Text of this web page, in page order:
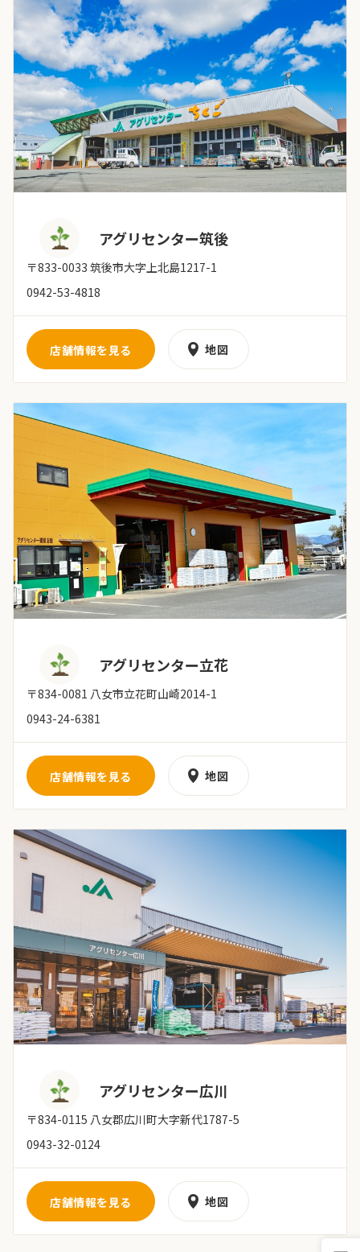
アグリセンター筑後
〒833-0033 筑後市大字上北島1217-1
0942-53-4818
店舗情報を見る 地図
アグリセンター立花
〒834-0081 八女市立花町山崎2014-1
0943-24-6381
店舗情報を見る 地図
アグリセンター広川
〒834-0115 八女郡広川町大字新代1787-5
0943-32-0124
店舗情報を見る 地図